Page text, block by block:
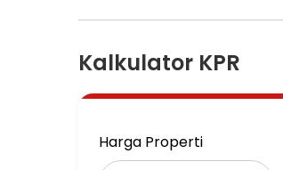
Kalkulator KPR
Harga Properti